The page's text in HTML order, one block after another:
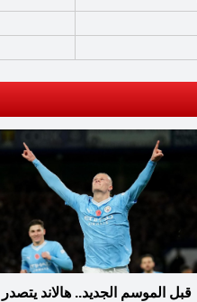
قبل الموسم الجديد.. هالاند يتصدر